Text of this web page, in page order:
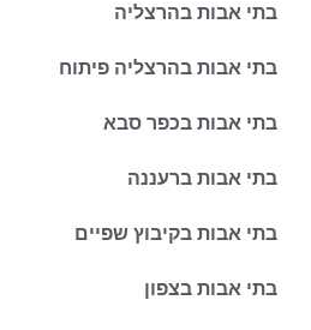
בתי אבות בהרצליה
בתי אבות בהרצליה פיתוח
בתי אבות בכפר סבא
בתי אבות ברעננה
בתי אבות בקיבוץ שפיים
בתי אבות בצפון